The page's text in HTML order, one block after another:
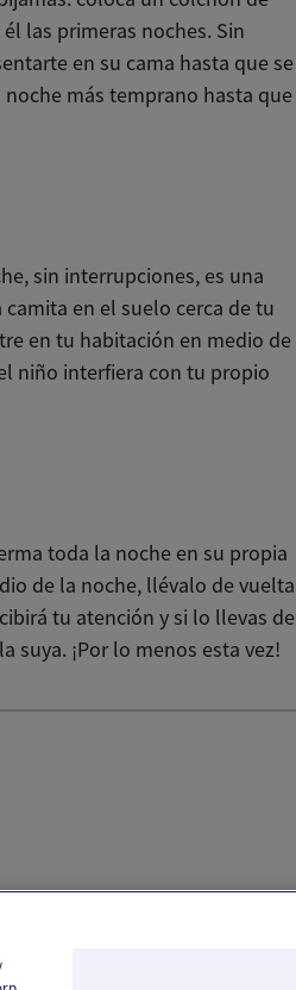
las primeras noches. Sin
en su cama hasta que se
más temprano hasta que
sin interrupciones, es una
en el suelo cerca de tu
en tu habitación en medio de
niño interfiera con tu propio
toda la noche en su propia
de la noche, llévalo de vuelta
tu atención y si lo llevas de
suya. ¡Por lo menos esta vez!